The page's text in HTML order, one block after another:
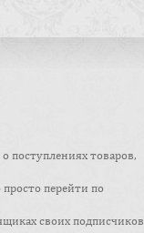
поступлениях товаров,
перейти по
своих подписчиков